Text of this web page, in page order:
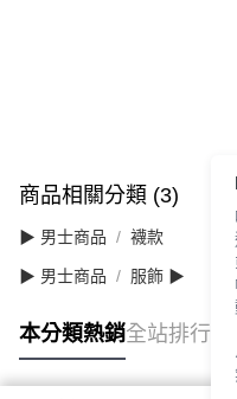
商品相關分類 (3)
▶ 男士商品 襪款
▶ 男士商品 服飾 ▶
本分類熱銷全站排行